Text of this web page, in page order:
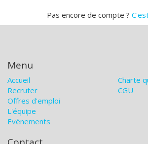
Pas encore de compte ?
Menu
Accueil
Recruter
Offres d'emploi
L'équipe
Evènements
Charte
CGU